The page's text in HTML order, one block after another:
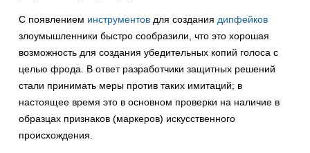
С появлением инструментов для создания дипфейков
злоумышленники быстро сообразили, что это хорошая
возможность для создания убедительных копий голоса с
целью фрода. В ответ разработчики защитных решений
стали принимать меры против таких имитаций; в
настоящее время это в основном проверки на наличие в
образцах признаков (маркеров) искусственного
происхождения.